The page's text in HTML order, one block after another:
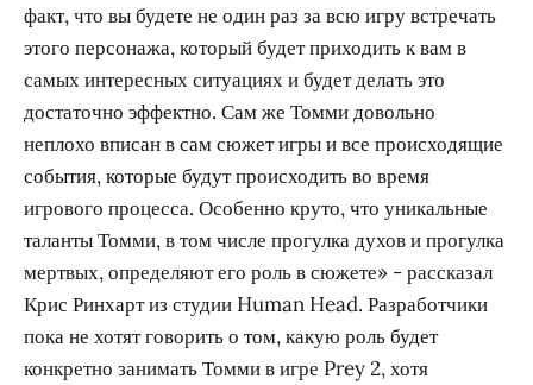
факт, что вы будете не один раз за всю игру встречать
этого персонажа, который будет приходить к вам в
самых интересных ситуациях и будет делать это
достаточно эффектно. Сам же Томми довольно
неплохо вписан в сам сюжет игры и все происходящие
события, которые будут происходить во время
игрового процесса. Особенно круто, что уникальные
таланты Томми, в том числе прогулка духов и прогулка
мертвых, определяют его роль в сюжете» - рассказал
Крис Ринхарт из студии Human Head. Разработчики
пока не хотят говорить о том, какую роль будет
конкретно занимать Томми в игре Prey 2, хотя